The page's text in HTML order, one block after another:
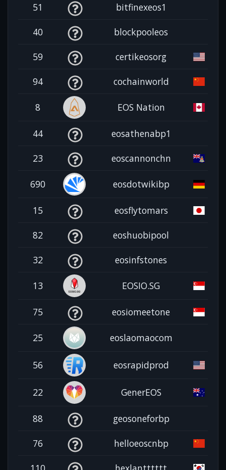
51 bitfinexeos1
40 blockpooleos
59 certikeosorg
94 cochainworld
8 EOS Nation
44 eosathenabp1
23 eoscannonchn
690 eosdotwikibp
15 eosflytomars
82 eoshuobipool
32 eosinfstones
13 EOSIO.SG
75 eosiomeetone
25 eoslaomaocom
56 eosrapidprod
22 GenerEOS
88 geosoneforbp
76 helloeoscnbp